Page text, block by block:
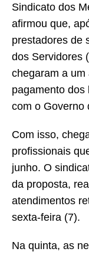
Sindicato dos
afirmou que,
prestadores de
dos Servidores
chegaram a
pagamento dos
com o Governo
Com isso,
profissionais
junho. O
da proposta,
atendimentos
sexta-feira (7).
Na quinta, as